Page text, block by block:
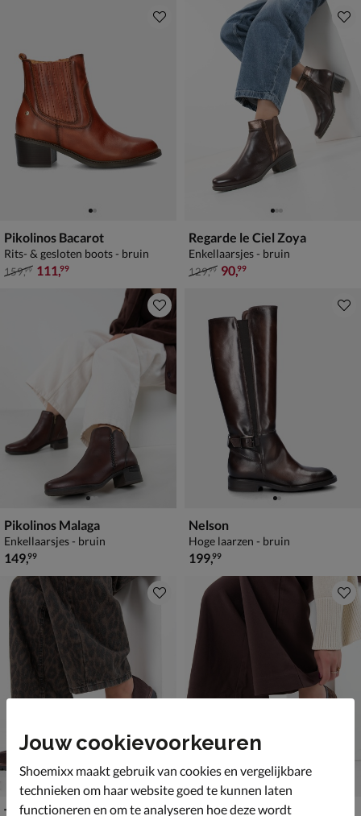
Pikolinos Bacarot
Rits- & gesloten boots - bruin
van € 159,99 voor € 111,99
159,99 111,99
Regarde le Ciel Zoya
Enkellaarsjes - bruin
van € 129,99 voor € 90,99
129,99 90,99
Pikolinos Malaga
Enkellaarsjes - bruin
€ 149,99
149,99
Nelson
Hoge laarzen - bruin
€ 199,99
199,99
Jouw cookievoorkeuren
Shoemixx maakt gebruik van cookies en vergelijkbare
technieken om haar website goed te kunnen laten
functioneren en om te analyseren hoe deze wordt